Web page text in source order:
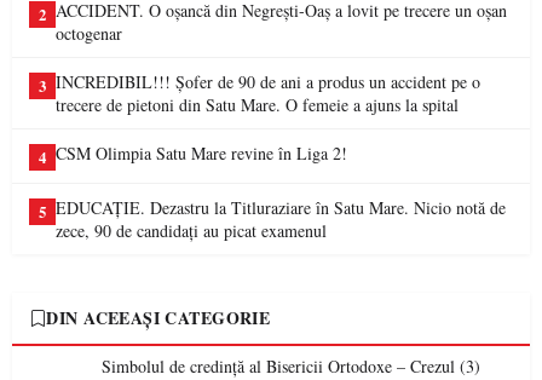
2 ACCIDENT. O oșancă din Negrești-Oaș a lovit pe trecere un oșan
octogenar
3 INCREDIBIL!!! Șofer de 90 de ani a produs un accident pe o
trecere de pietoni din Satu Mare. O femeie a ajuns la spital
4 CSM Olimpia Satu Mare revine în Liga 2!
5 EDUCAȚIE. Dezastru la Titluraziare în Satu Mare. Nicio notă de
zece, 90 de candidați au picat examenul
DIN ACEEAȘI CATEGORIE
Simbolul de credinţă al Bisericii Ortodoxe – Crezul (3)